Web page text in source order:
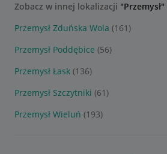
Zobacz w innej lokalizacji "Przemysł"
Przemysł Zduńska Wola (161)
Przemysł Poddębice (56)
Przemysł Łask (136)
Przemysł Szczytniki (61)
Przemysł Wieluń (193)